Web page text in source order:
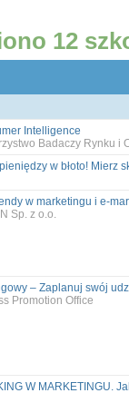
12
Intelligence
Badaczy Rynku i
w błoto! Mierz
w marketingu i e-
Sp. z o.o.
– Zaplanuj swój
Promotion Office
W MARKETINGU.